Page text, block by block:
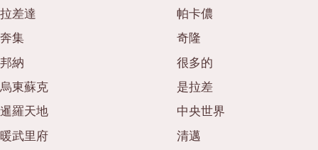
拉差達
帕卡儂
奔集
奇隆
邦納
很多的
烏東蘇克
是拉差
暹羅天地
中央世界
暖武里府
清邁